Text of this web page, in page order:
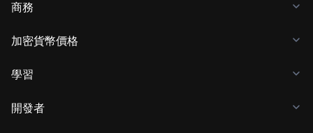
商務
加密貨幣價格
學習
開發者